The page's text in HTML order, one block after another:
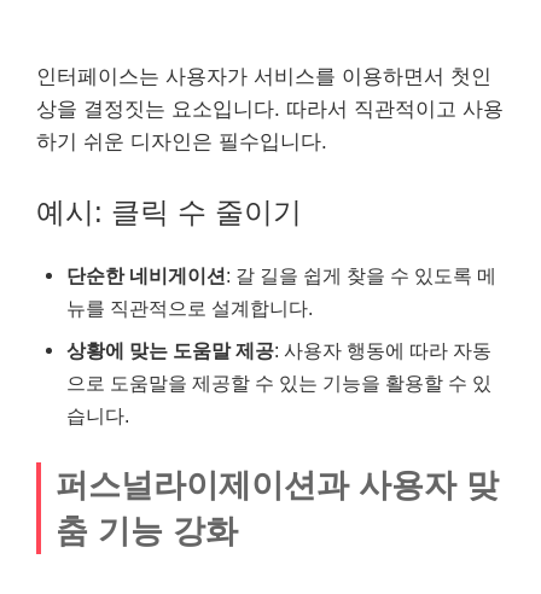
인터페이스는 사용자가 서비스를 이용하면서 첫인
상을 결정짓는 요소입니다. 따라서 직관적이고 사용
하기 쉬운 디자인은 필수입니다.
예시: 클릭 수 줄이기
단순한 네비게이션: 갈 길을 쉽게 찾을 수 있도록 메
뉴를 직관적으로 설계합니다.
상황에 맞는 도움말 제공: 사용자 행동에 따라 자동
으로 도움말을 제공할 수 있는 기능을 활용할 수 있
습니다.
퍼스널라이제이션과 사용자 맞
춤 기능 강화